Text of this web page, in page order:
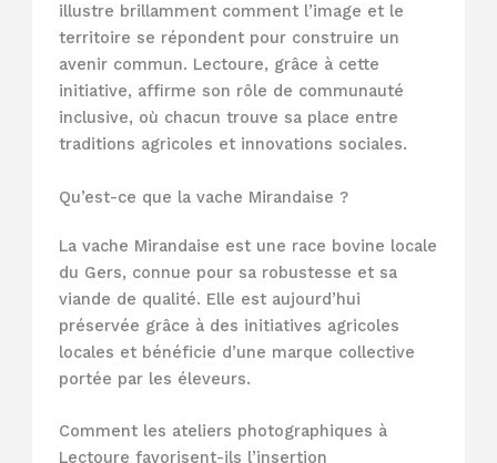
illustre brillamment comment l’image et le
territoire se répondent pour construire un
avenir commun. Lectoure, grâce à cette
initiative, affirme son rôle de communauté
inclusive, où chacun trouve sa place entre
traditions agricoles et innovations sociales.
Qu’est-ce que la vache Mirandaise ?
La vache Mirandaise est une race bovine locale
du Gers, connue pour sa robustesse et sa
viande de qualité. Elle est aujourd’hui
préservée grâce à des initiatives agricoles
locales et bénéficie d’une marque collective
portée par les éleveurs.
Comment les ateliers photographiques à
Lectoure favorisent-ils l’insertion